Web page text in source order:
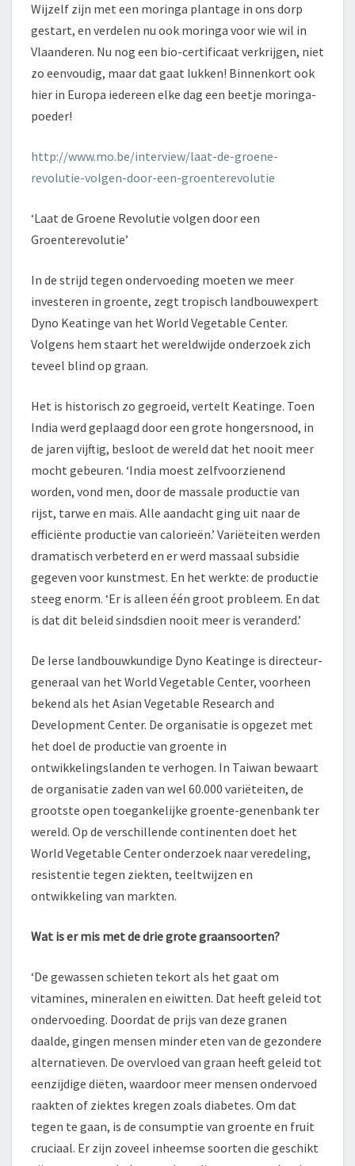
Wijzelf zijn met een moringa plantage in ons dorp
gestart, en verdelen nu ook moringa voor wie wil in
Vlaanderen. Nu nog een bio-certificaat verkrijgen, niet
zo eenvoudig, maar dat gaat lukken! Binnenkort ook
hier in Europa iedereen elke dag een beetje moringa-
poeder!
http://www.mo.be/interview/laat-de-groene-
revolutie-volgen-door-een-groenterevolutie
‘Laat de Groene Revolutie volgen door een
Groenterevolutie’
In de strijd tegen ondervoeding moeten we meer
investeren in groente, zegt tropisch landbouwexpert
Dyno Keatinge van het World Vegetable Center.
Volgens hem staart het wereldwijde onderzoek zich
teveel blind op graan.
Het is historisch zo gegroeid, vertelt Keatinge. Toen
India werd geplaagd door een grote hongersnood, in
de jaren vijftig, besloot de wereld dat het nooit meer
mocht gebeuren. ‘India moest zelfvoorzienend
worden, vond men, door de massale productie van
rijst, tarwe en maïs. Alle aandacht ging uit naar de
efficiënte productie van calorieën.’ Variëteiten werden
dramatisch verbeterd en er werd massaal subsidie
gegeven voor kunstmest. En het werkte: de productie
steeg enorm. ‘Er is alleen één groot probleem. En dat
is dat dit beleid sindsdien nooit meer is veranderd.’
De Ierse landbouwkundige Dyno Keatinge is directeur-
generaal van het World Vegetable Center, voorheen
bekend als het Asian Vegetable Research and
Development Center. De organisatie is opgezet met
het doel de productie van groente in
ontwikkelingslanden te verhogen. In Taiwan bewaart
de organisatie zaden van wel 60.000 variëteiten, de
grootste open toegankelijke groente-genenbank ter
wereld. Op de verschillende continenten doet het
World Vegetable Center onderzoek naar veredeling,
resistentie tegen ziekten, teeltwijzen en
ontwikkeling van markten.
Wat is er mis met de drie grote graansoorten?
‘De gewassen schieten tekort als het gaat om
vitamines, mineralen en eiwitten. Dat heeft geleid tot
ondervoeding. Doordat de prijs van deze granen
daalde, gingen mensen minder eten van de gezondere
alternatieven. De overvloed van graan heeft geleid tot
eenzijdige diëten, waardoor meer mensen ondervoed
raakten of ziektes kregen zoals diabetes. Om dat
tegen te gaan, is de consumptie van groente en fruit
cruciaal. Er zijn zoveel inheemse soorten die geschikt